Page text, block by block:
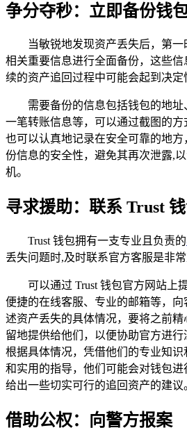
争分夺秒：立即备份钱
当敏锐地发现资产丢失后，第
相关重要信息进行全面备份，这些
续的资产追回过程中可能会起到决定
需要备份的信息包括钱包的地
一笔转账信息等，可以通过截图的方
也可以认真地记录在安全可靠的地
份信息的安全性，避免其再次泄露,
机。
寻求援助：联系 Trust
Trust 钱包拥有一支专业且负责的
丢失问题时,及时联系官方客服是非常
可以通过 Trust 钱包官方网站上
便捷的在线客服、专业的邮箱等，
述资产丢失的具体情况，要将之前
留地提供给他们，以便协助官方进
根据具体情况，凭借他们的专业知
和实用的指导，他们可能会对钱包
给出一些切实可行的追回资产的建议
借助公权：向警方报案